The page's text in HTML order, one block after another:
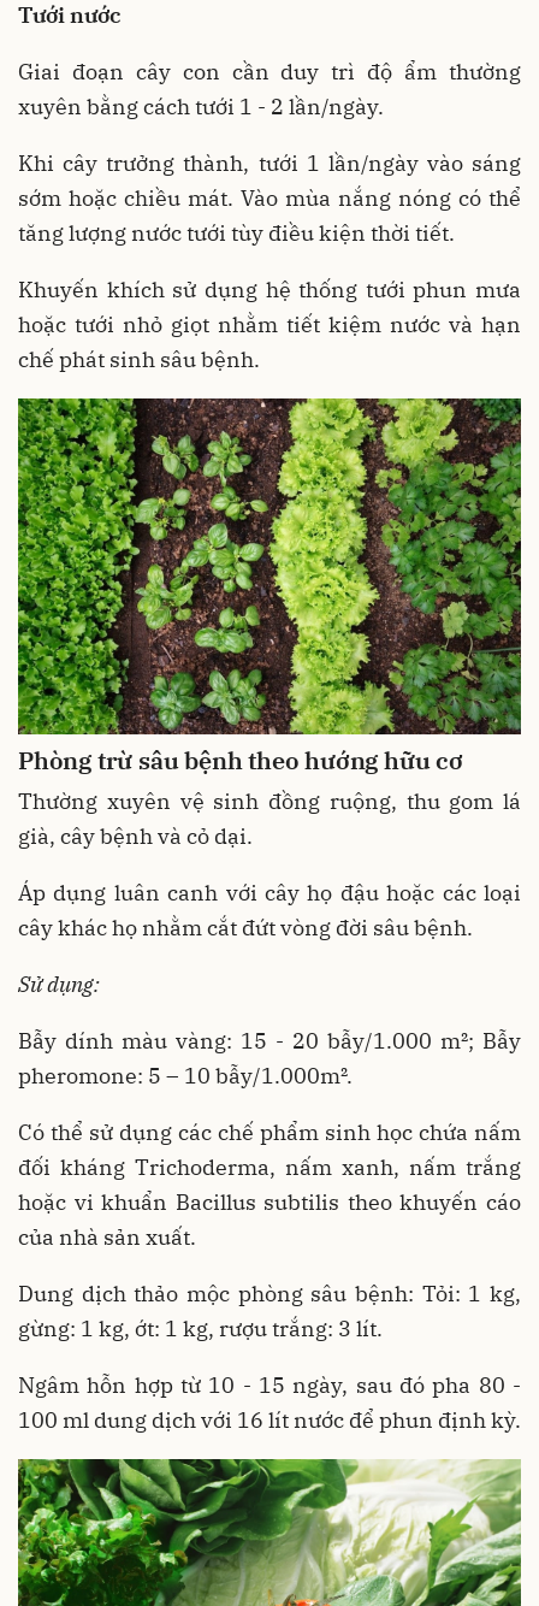
Tưới nước
Giai đoạn cây con cần duy trì độ ẩm thường
xuyên bằng cách tưới 1 - 2 lần/ngày.
Khi cây trưởng thành, tưới 1 lần/ngày vào sáng
sớm hoặc chiều mát. Vào mùa nắng nóng có thể
tăng lượng nước tưới tùy điều kiện thời tiết.
Khuyến khích sử dụng hệ thống tưới phun mưa
hoặc tưới nhỏ giọt nhằm tiết kiệm nước và hạn
chế phát sinh sâu bệnh.
Phòng trừ sâu bệnh theo hướng hữu cơ
Thường xuyên vệ sinh đồng ruộng, thu gom lá
già, cây bệnh và cỏ dại.
Áp dụng luân canh với cây họ đậu hoặc các loại
cây khác họ nhằm cắt đứt vòng đời sâu bệnh.
Sử dụng:
Bẫy dính màu vàng: 15 - 20 bẫy/1.000 m²; Bẫy
pheromone: 5 – 10 bẫy/1.000m².
Có thể sử dụng các chế phẩm sinh học chứa nấm
đối kháng Trichoderma, nấm xanh, nấm trắng
hoặc vi khuẩn Bacillus subtilis theo khuyến cáo
của nhà sản xuất.
Dung dịch thảo mộc phòng sâu bệnh: Tỏi: 1 kg,
gừng: 1 kg, ớt: 1 kg, rượu trắng: 3 lít.
Ngâm hỗn hợp từ 10 - 15 ngày, sau đó pha 80 -
100 ml dung dịch với 16 lít nước để phun định kỳ.